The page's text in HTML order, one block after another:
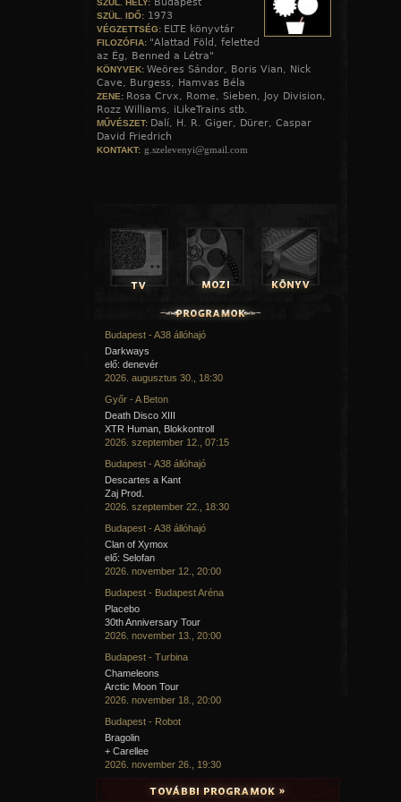
NINCS MENEKVÉS
Itt ébredtem, hideg a kő.
Nem vittél el fényes felhő!
Itt maradtam, én és egy kés
Egyedül, de nincs menekvés!
Vigasztalj kérlek sötétség!
Hold Anyám szoríts, ringass még!
Víz testvérem fogadj be,
S áradj széjjel tüdőmbe!
Mondd meg hát miért vertél át?!
Miért törted szét szívem álmát?
Miért mondtad nekem, hogy látok?
Miért öltél meg zord átok?
A távolban egy harang szól,
Légy száll fel fehér arcomról.
Alattam egy vörös tó,
Holnap elvisz az éjszín ló.
Marján dülled sok sötét ér,
Nyerítése álmot ígér.
Sosem tudok elköszönni,
Éjjel fogok felnyergelni.
/2004. május 17./
SZAVAK...
Gyökerek, fogaskerekek,
Óvó kezek, ütőerek.
Sebek, gyilkos tekintetek.
Gyerekek, meztelen testek.
Érinthetetlenek, szemek.
Női testek, véres kések,
Félelmek, vétek, csalétek.
Étek, műkezek, testrészek.
Emlékek, tettek, enyésznek.
Ingerek, verések, rések.
Öregek, néznek, elégnek.
Mi értelme életnek?
Betegek, félnek, éheznek.
Tettek, emlékek, enyésznek.
Gyökerek, fogaskerekek.
Öregek, néznek, elmennek...
Mit érnek az életek?
APOCALYPTIC NECROLOG
A por örök, a szikla elporlad,
Lebontott épület szavam és szavad.
A humuszhoz tetem kell, a tetemhez vad,
Az ember csak börtönében szabad.
SZÜL. HELY: Budapest
SZÜL. IDŐ: 1973
VÉGZETTSÉG: ELTE könyvtár
FILOZÓFIA: "Alattad Föld, feletted
az Ég, Benned a Létra"
KÖNYVEK: Weöres Sándor, Boris Vian, Nick
Cave, Burgess, Hamvas Béla
ZENE: Rosa Crvx, Rome, Sieben, Joy Division,
Rozz Williams, iLikeTrains stb.
MŰVÉSZET: Dalí, H. R. Giger, Dürer, Caspar
David Friedrich
KONTAKT: g.szelevenyi@gmail.com
Budapest - A38 állóhajó
Darkways
elő: denevér
2026. augusztus 30., 18:30
Győr - A Beton
Death Disco XIII
XTR Human, Blokkontroll
2026. szeptember 12., 07:15
Budapest - A38 állóhajó
Descartes a Kant
Zaj Prod.
2026. szeptember 22., 18:30
Budapest - A38 állóhajó
Clan of Xymox
elő: Selofan
2026. november 12., 20:00
Budapest - Budapest Aréna
Placebo
30th Anniversary Tour
2026. november 13., 20:00
Budapest - Turbina
Chameleons
Arctic Moon Tour
2026. november 18., 20:00
Budapest - Robot
Bragolin
+ Carellee
2026. november 26., 19:30